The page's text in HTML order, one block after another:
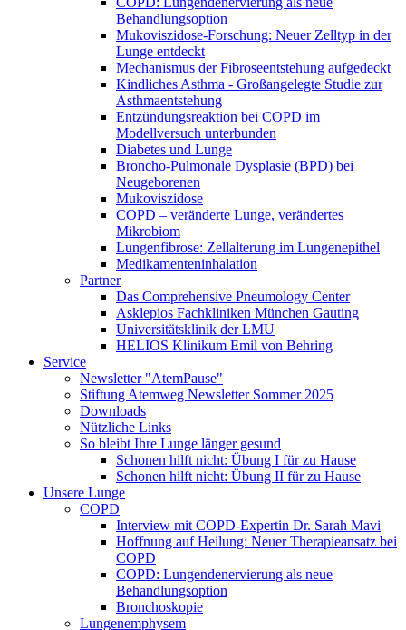
Behandlungsoption
Mukoviszidose-Forschung: Neuer Zelltyp in der
Lunge entdeckt
Mechanismus der Fibroseentstehung aufgedeckt
Kindliches Asthma - Großangelegte Studie zur
Asthmaentstehung
Entzündungsreaktion bei COPD im
Modellversuch unterbunden
Diabetes und Lunge
Broncho-Pulmonale Dysplasie (BPD) bei
Neugeborenen
Mukoviszidose
COPD – veränderte Lunge, verändertes
Mikrobiom
Lungenfibrose: Zellalterung im Lungenepithel
Medikamenteninhalation
Partner
Das Comprehensive Pneumology Center
Asklepios Fachkliniken München Gauting
Universitätsklinik der LMU
HELIOS Klinikum Emil von Behring
Service
Newsletter "AtemPause"
Stiftung Atemweg Newsletter Sommer 2025
Downloads
Nützliche Links
So bleibt Ihre Lunge länger gesund
Schonen hilft nicht: Übung I für zu Hause
Schonen hilft nicht: Übung II für zu Hause
Unsere Lunge
COPD
Interview mit COPD-Expertin Dr. Sarah Mavi
Hoffnung auf Heilung: Neuer Therapieansatz bei
COPD
COPD: Lungendenervierung als neue
Behandlungsoption
Bronchoskopie
Lungenemphysem